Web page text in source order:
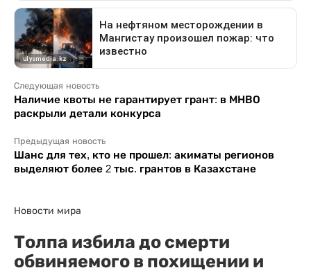
Следующая новость
Наличие квоты не гарантирует грант: в МНВО
раскрыли детали конкурса
Предыдущая новость
Шанс для тех, кто не прошел: акиматы регионов
выделяют более 2 тыс. грантов в Казахстане
Новости мира
Толпа избила до смерти
обвиняемого в похищении и